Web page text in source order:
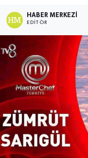
HABER MERKEZI
EDITÖR
ÇEVRE
Dursunbey
Edremit
EĞİTİM
EKONOMİ
Haber Arşivi